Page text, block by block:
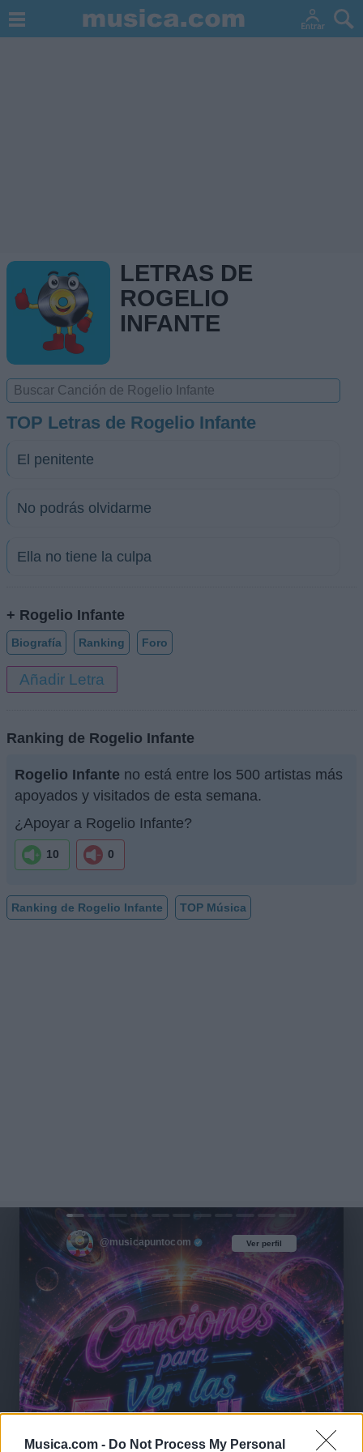
Musica.com - Do Not Process My Personal
LETRAS DE
ROGELIO
INFANTE
TOP Letras de Rogelio Infante
El penitente
No podrás olvidarme
Ella no tiene la culpa
+ Rogelio Infante
Biografía Ranking Foro
Añadir Letra
Ranking de Rogelio Infante
Rogelio Infante no está entre los 500 artistas más
apoyados y visitados de esta semana.
¿Apoyar a Rogelio Infante?
10 0
Ranking de Rogelio Infante TOP Música
Ver perfil
@musicapuntocom Ver perfil